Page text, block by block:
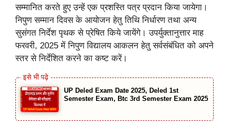
सम्मानित करते हुए उन्हें एक प्रशस्ति पत्र प्रदान किया जायेगा।
निपुण सम्मान दिवस के आयोजन हेतु तिथि निर्धारण तथा अन्य
सुसंगत निर्देश पृथक से प्रेषित किये जायेंगे। उपर्युक्तानुत्तार माह
फरवरी, 2025 में निपुण विद्यालय आकलन हेतु सर्वसंबंधित को अपने
स्तर से निर्देशित करने का कष्ट करें।
UP Deled Exam Date 2025, Deled 1st
Semester Exam, Btc 3rd Semester Exam 2025